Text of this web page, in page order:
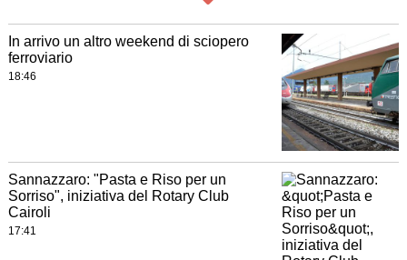
In arrivo un altro weekend di sciopero
ferroviario
18:46
Sannazzaro: "Pasta e Riso per un
Sorriso", iniziativa del Rotary Club
Cairoli
17:41